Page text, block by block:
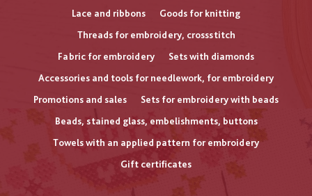
Lace and ribbons
Goods for knitting
Threads for embroidery, crossstitch
Fabric for embroidery
Sets with diamonds
Accessories and tools for needlework, for embroidery
Promotions and sales
Sets for embroidery with beads
Beads, stained glass, embelishments, buttons
Towels with an applied pattern for embroidery
Gift certificates